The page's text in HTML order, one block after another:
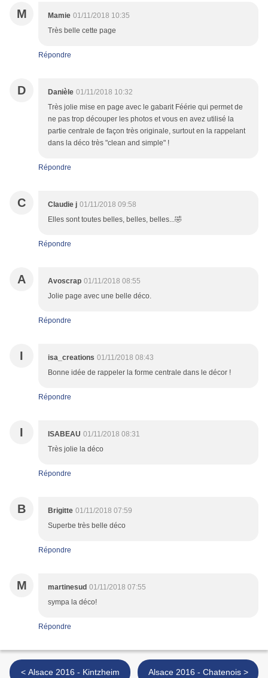
M Mamie 01/11/2018 10:35
Très belle cette page
Répondre
D Danièle 01/11/2018 10:32
Très jolie mise en page avec le gabarit Féérie qui permet de
ne pas trop découper les photos et vous en avez utilisé la
partie centrale de façon très originale, surtout en la rappelant
dans la déco très "clean and simple" !
Répondre
C Claudie j 01/11/2018 09:58
Elles sont toutes belles, belles, belles...🤣
Répondre
A Avoscrap 01/11/2018 08:55
Jolie page avec une belle déco.
Répondre
I isa_creations 01/11/2018 08:43
Bonne idée de rappeler la forme centrale dans le décor !
Répondre
I ISABEAU 01/11/2018 08:31
Très jolie la déco
Répondre
B Brigitte 01/11/2018 07:59
Superbe très belle déco
Répondre
M martinesud 01/11/2018 07:55
sympa la déco!
Répondre
< Alsace 2016 - Kintzheim Alsace 2016 - Chatenois >